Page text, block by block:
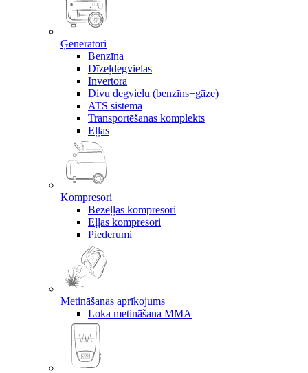
Ģeneratori
Benzīna
Dīzeļdegvielas
Invertora
Divu degvielu (benzīns+gāze)
ATS sistēma
Transportēšanas komplekts
Eļļas
Kompresori
Bezeļļas kompresori
Eļļas kompresori
Piederumi
Metināšanas aprīkojums
Loka metināšana MMA